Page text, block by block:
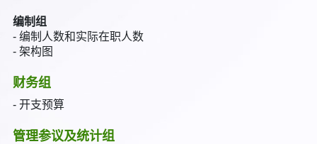
编制组
- 编制人数和实际在职人数
- 架构图
财务组
- 开支预算
管理参议及统计组